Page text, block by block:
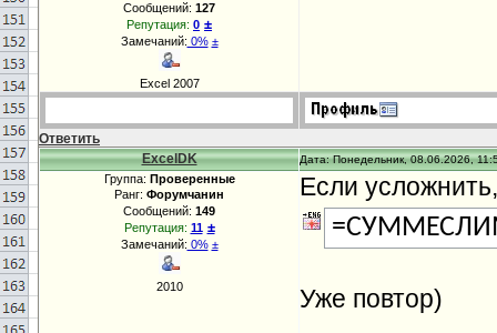
Сообщений: 127
Репутация: 0 ±
Замечаний: 0% ±
Excel 2007
Ответить
ExcelDK
Дата: Понедельник, 08.06.2026,
Группа: Проверенные
Ранг: Форумчанин
Сообщений: 149
Репутация: 11 ±
Замечаний: 0% ±
2010
Если
Уже повтор)